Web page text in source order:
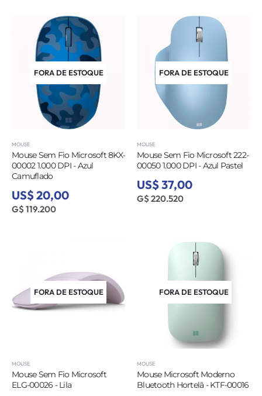
FORA DE ESTOQUE
MOUSE
Mouse Sem Fio Microsoft 8KX-
00002 1.000 DPI - Azul
Camuflado
US$ 20,00
G$ 119.200
FORA DE ESTOQUE
MOUSE
Mouse Sem Fio Microsoft 222-
00050 1.000 DPI - Azul Pastel
US$ 37,00
G$ 220.520
FORA DE ESTOQUE
MOUSE
Mouse Sem Fio Microsoft
ELG-00026 - Lila
FORA DE ESTOQUE
MOUSE
Mouse Microsoft Moderno
Bluetooth Hortelã - KTF-00016